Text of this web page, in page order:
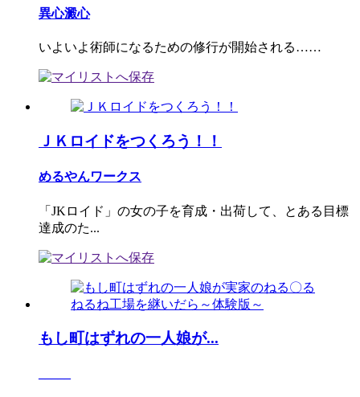
異心澱心
いよいよ術師になるための修行が開始される……
ＪＫロイドをつくろう！！
めるやんワークス
「JKロイド」の女の子を育成・出荷して、とある目標
達成のた...
もし町はずれの一人娘が...